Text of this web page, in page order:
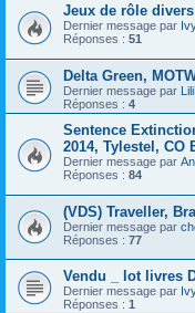
Jeux de rôle
Dernier message par
Réponses : 51
Delta Green,
Dernier message par
Réponses : 4
Sentence
2014, Tylestel, CO
Dernier message par
Réponses : 84
(VDS) Traveller,
Dernier message par
Réponses : 77
Vendu _ lot livres
Dernier message par
Réponses : 1